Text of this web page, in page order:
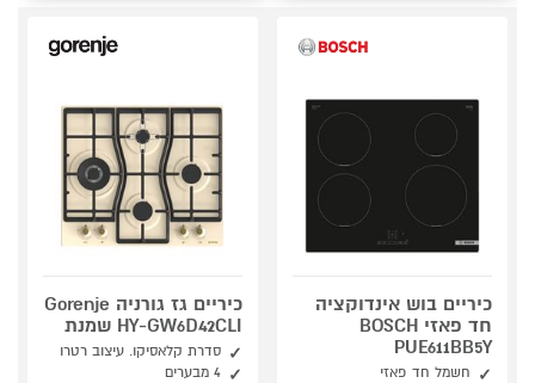
כיריים בוש אינדוקציה
חד פאזי BOSCH
PUE611BB5Y
חשמל חד פאזי
כיריים גז גורניה Gorenje
HY-GW6D42CLI שמנת
סדרת קלאסיקו. עיצוב רטרו
4 מבערים